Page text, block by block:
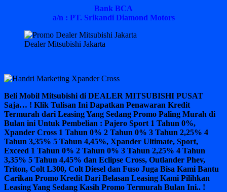
Bank BCA
a/n : PT. Srikandi Diamond Motors
Dealer Mitsubishi Jakarta
Beli Mobil Mitsubishi di DEALER MITSUBISHI PUSAT
Saja… ! Klik Tulisan Ini Dapatkan Penawaran Kredit
Termurah dari Leasing Yang Sedang Promo Paling Murah di
Bulan ini Untuk Pembelian : Pajero Sport 1 Tahun 0%,
Xpander Cross 1 Tahun 0% 2 Tahun 0% 3 Tahun 2,25% 4
Tahun 3,35% 5 Tahun 4,45%, Xpander Ultimate, Sport,
Exceed 1 Tahun 0% 2 Tahun 0% 3 Tahun 2,25% 4 Tahun
3,35% 5 Tahun 4,45% dan Eclipse Cross, Outlander Phev,
Triton, Colt L300, Colt Diesel dan Fuso Juga Bisa Kami Bantu
Carikan Promo Kredit Dari Belasan Leasing Kami Pilihkan
Leasing Yang Sedang Kasih Promo Termurah Bulan Ini.. !